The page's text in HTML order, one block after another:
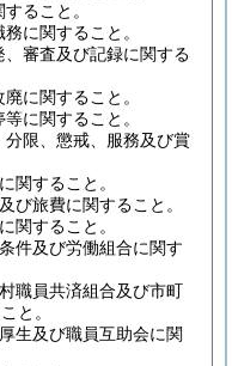
ること。
に関すること。
審査及び記録に関する
に関すること。
に関すること。
限、懲戒、服務及び賞
関すること。
び旅費に関すること。
関すること。
件及び労働組合に関す
職員共済組合及び市町
と。
生及び職員互助会に関